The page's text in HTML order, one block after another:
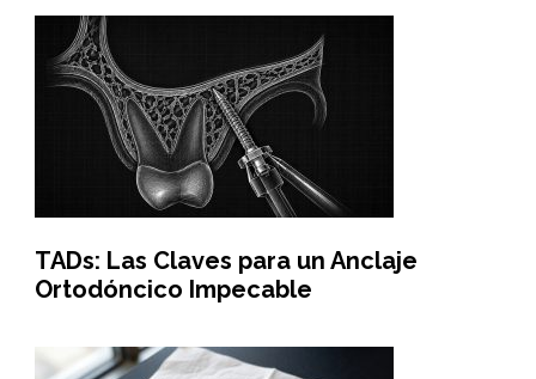
TADs: Las Claves para un Anclaje
Ortodóncico Impecable